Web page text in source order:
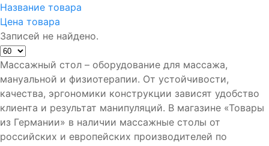
Название товара
Цена товара
Записей не найдено.
Массажный стол – оборудование для массажа,
мануальной и физиотерапии. От устойчивости,
качества, эргономики конструкции зависят удобство
клиента и результат манипуляций. В магазине «Товары
из Германии» в наличии массажные столы от
российских и европейских производителей по